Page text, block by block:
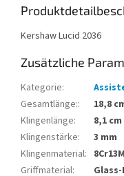
Kershaw Lucid 2036
Zusätzliche
Kategorie:
Gesamtlänge::
18,8
Klingenlänge:
8,1 cm
Klingenstärke:
3 mm
Klingenmaterial:
Griffmaterial: